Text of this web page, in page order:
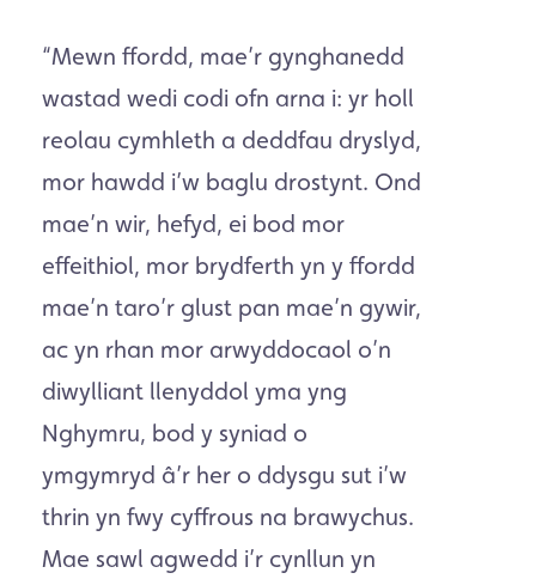
“Mewn ffordd, mae’r gynghanedd
wastad wedi codi ofn arna i: yr holl
reolau cymhleth a deddfau dryslyd,
mor hawdd i’w baglu drostynt. Ond
mae’n wir, hefyd, ei bod mor
effeithiol, mor brydferth yn y ffordd
mae’n taro’r glust pan mae’n gywir,
ac yn rhan mor arwyddocaol o’n
diwylliant llenyddol yma yng
Nghymru, bod y syniad o
ymgymryd â’r her o ddysgu sut i’w
thrin yn fwy cyffrous na brawychus.
Mae sawl agwedd i’r cynllun yn